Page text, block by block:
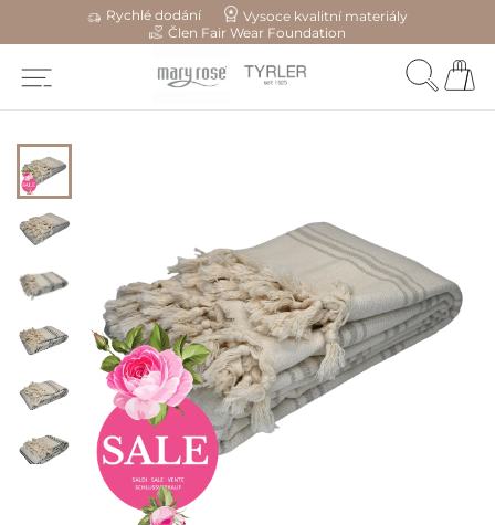
Rychlé dodání
Vysoce kvalitní materiály
Člen Fair Wear Foundation